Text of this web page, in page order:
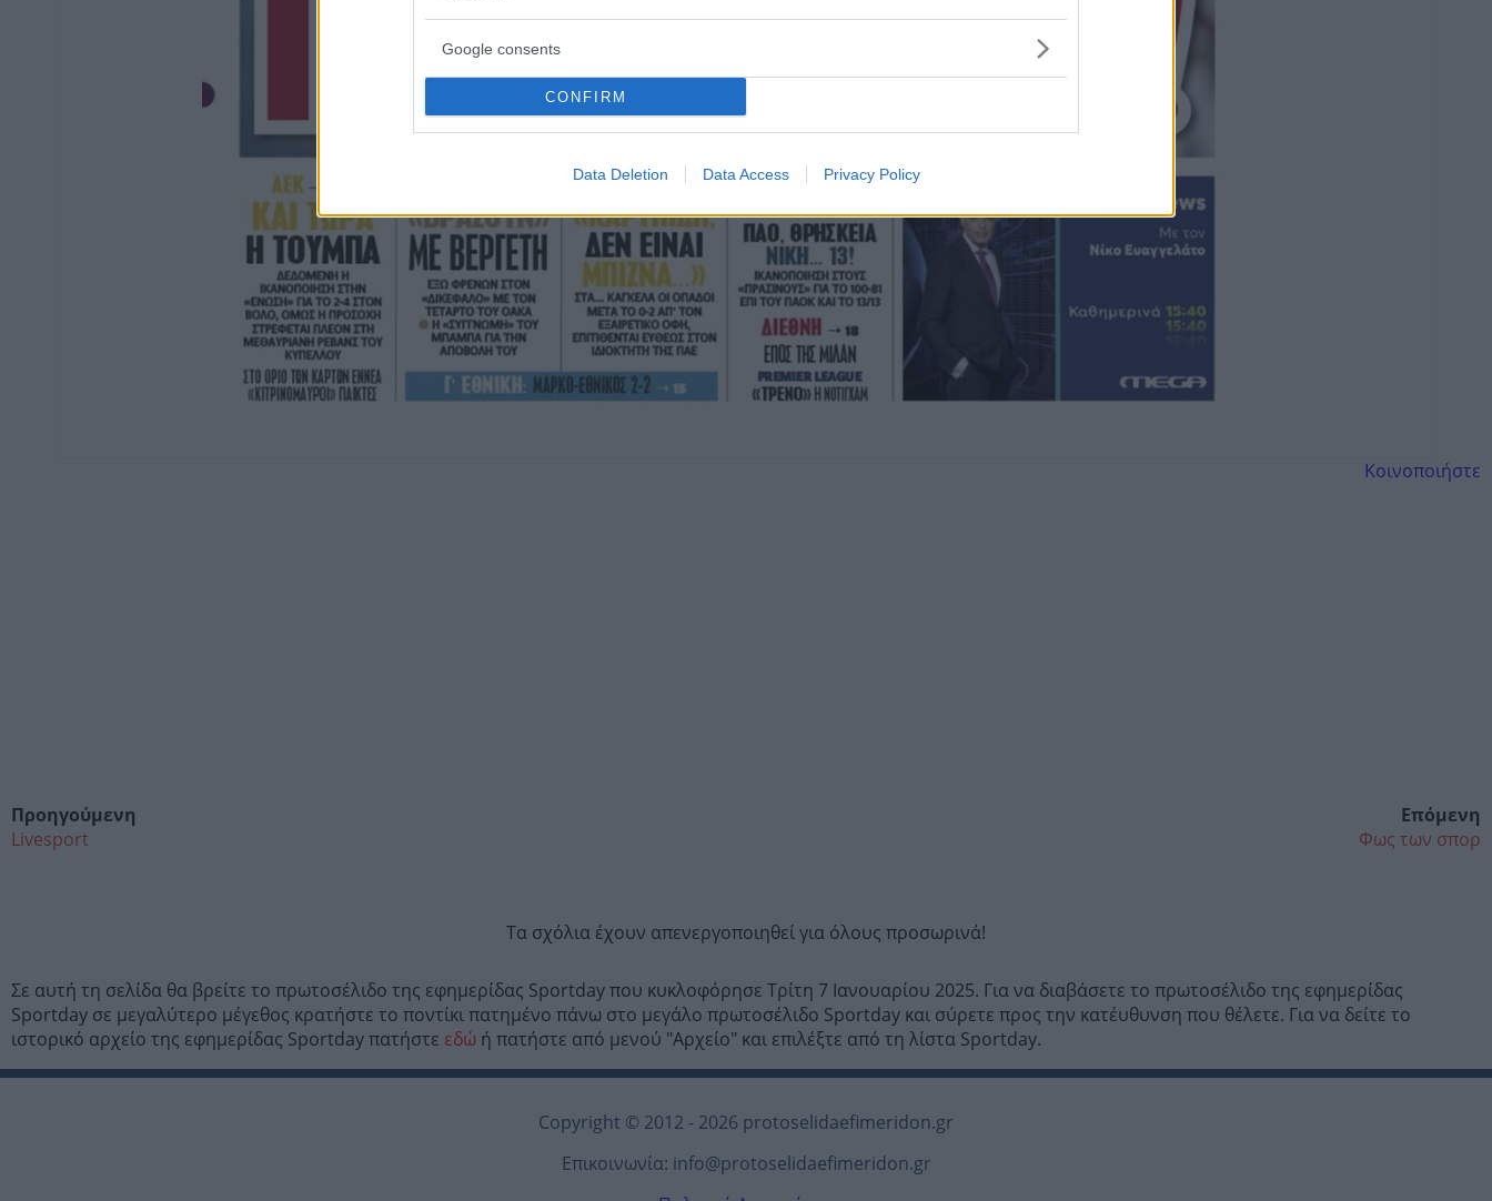
Google consents
CONFIRM
Data Deletion Data Access Privacy Policy
Κοινοποιήστε
Προηγούμενη
Livesport
Επόμενη
Φως των σπορ
Τα σχόλια έχουν απενεργοποιηθεί για όλους προσωρινά!
Σε αυτή τη σελίδα θα βρείτε το πρωτοσέλιδο της εφημερίδας Sportday που κυκλοφόρησε Τρίτη 7 Ιανoυαρίου 2025. Για να διαβάσετε το πρωτοσέλιδο της εφημερίδας
Sportday σε μεγαλύτερο μέγεθος κρατήστε το ποντίκι πατημένο πάνω στο μεγάλο πρωτοσέλιδο Sportday και σύρετε προς την κατέυθυνση που θέλετε. Για να δείτε το
ιστορικό αρχείο της εφημερίδας Sportday πατήστε εδώ ή πατήστε από μενού "Αρχείο" και επιλέξτε από τη λίστα Sportday.
Copyright © 2012 - 2026 protoselidaefimeridon.gr
Επικοινωνία: info@protoselidaefimeridon.gr